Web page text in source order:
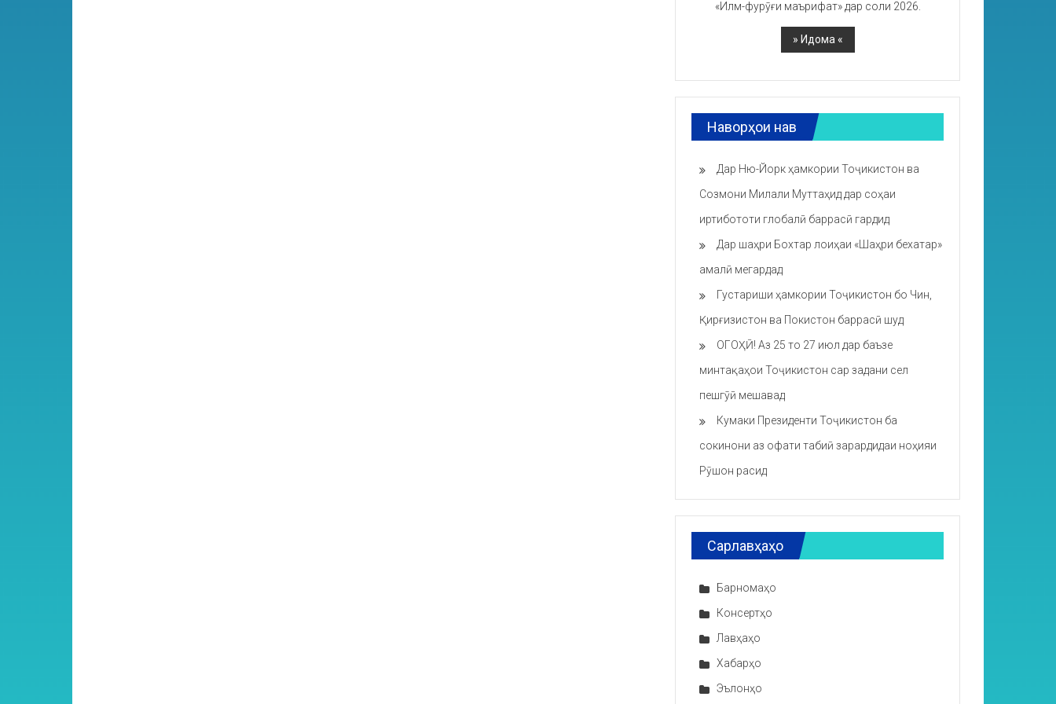
«Илм-фурӯғи маърифат» дар соли 2026.
Наворҳои нав
Дар Ню-Йорк ҳамкории Тоҷикистон ва
Созмони Милали Муттаҳид дар соҳаи
иртибототи глобалӣ баррасӣ гардид
Дар шаҳри Бохтар лоиҳаи «Шаҳри бехатар»
амалӣ мегардад
Густариши ҳамкории Тоҷикистон бо Чин,
Қирғизистон ва Покистон баррасӣ шуд
ОГОҲӢ! Аз 25 то 27 июл дар баъзе
минтақаҳои Тоҷикистон сар задани сел
пешгӯӣ мешавад
Кумаки Президенти Тоҷикистон ба
сокинони аз офати табиӣ зарардидаи ноҳияи
Рӯшон расид
Сарлавҳаҳо
Барномаҳо
Консертҳо
Лавҳаҳо
Хабарҳо
Эълонҳо